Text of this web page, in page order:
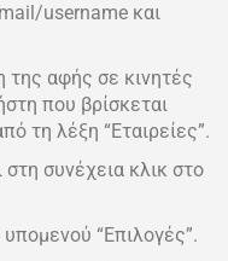
username και
της αφής σε κινητές
που βρίσκεται
τη λέξη “Εταιρείες”.
συνέχεια κλικ στο
“Επιλογές”.